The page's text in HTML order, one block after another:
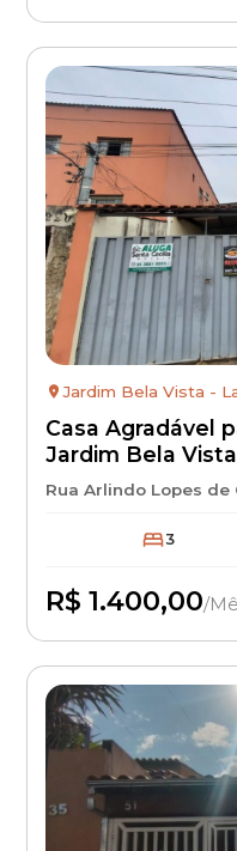
Jardim Bela Vista -
Casa Agradável
Jardim Bela
Quartos | Aluguel
Seguro Incêndio
Rua Arlindo Lopes de
3
R$ 1.400,00/